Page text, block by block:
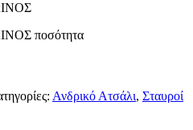
ποσότητα
Ανδρικό Ατσάλι, Σταυροί